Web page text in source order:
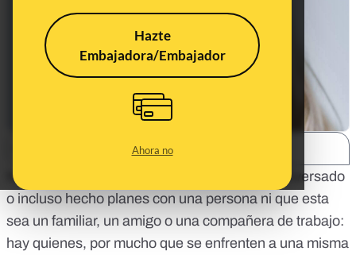
Hazte
Embajadora/Embajador
Ahora no
No importa las veces que se haya topado, conversado
o incluso hecho planes con una persona ni que esta
sea un familiar, un amigo o una compañera de trabajo:
hay quienes, por mucho que se enfrenten a una misma